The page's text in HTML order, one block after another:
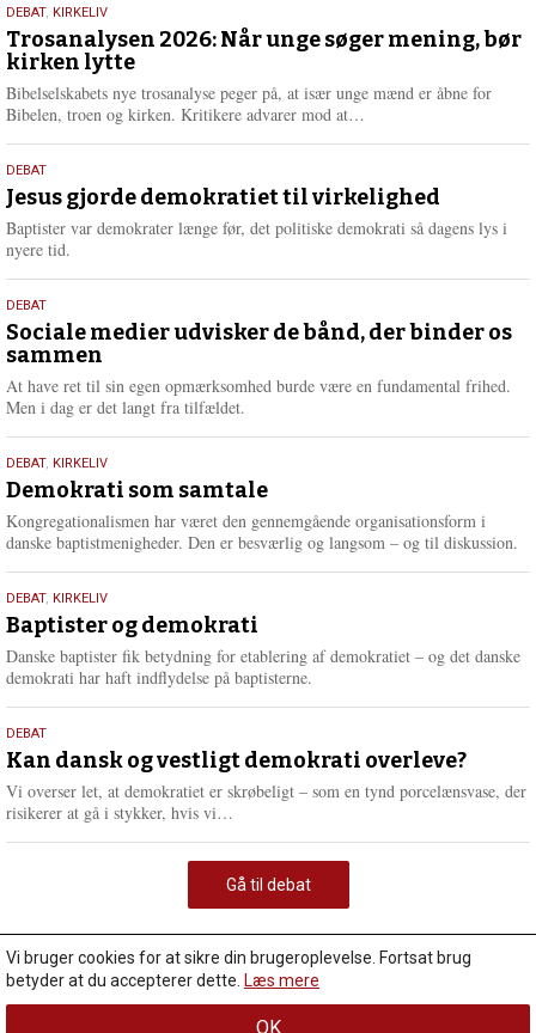
e
2.
juni
2026
DEBAT, KIRKELIV
Trosanalysen 2026: Når unge søger mening, bør
kirken lytte
Bibelselskabets nye trosanalyse peger på, at især unge mænd er åbne for
Bibelen, troen og kirken. Kritikere advarer mod at…
e
r
e
18.
maj
2026
DEBAT
Jesus gjorde demokratiet til virkelighed
Baptister var demokrater længe før, det politiske demokrati så dagens lys i
nyere tid.
18.
maj
2026
DEBAT
Sociale medier udvisker de bånd, der binder os
sammen
At have ret til sin egen opmærksomhed burde være en fundamental frihed.
Men i dag er det langt fra tilfældet.
18.
maj
2026
DEBAT, KIRKELIV
Demokrati som samtale
Kongregationalismen har været den gennemgående organisationsform i
danske baptistmenigheder. Den er besværlig og langsom – og til diskussion.
18.
maj
2026
DEBAT, KIRKELIV
Baptister og demokrati
Danske baptister fik betydning for etablering af demokratiet – og det danske
demokrati har haft indflydelse på baptisterne.
18.
maj
2026
DEBAT
Kan dansk og vestligt demokrati overleve?
Vi overser let, at demokratiet er skrøbeligt – som en tynd porcelænsvase, der
risikerer at gå i stykker, hvis vi…
m
e
e
Gå til debat
Vi bruger cookies for at sikre din brugeroplevelse. Fortsat brug
betyder at du accepterer dette. Læs mere
OK